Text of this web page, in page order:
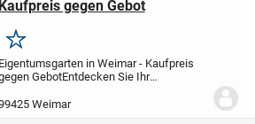
Kaufpreis gegen Gebot
Merken
Eigentumsgarten in Weimar - Kaufpreis
GebotEntdecken Sie Ihr
Dieses ca. 551 m² große
bietet viel Platz für
Weimar